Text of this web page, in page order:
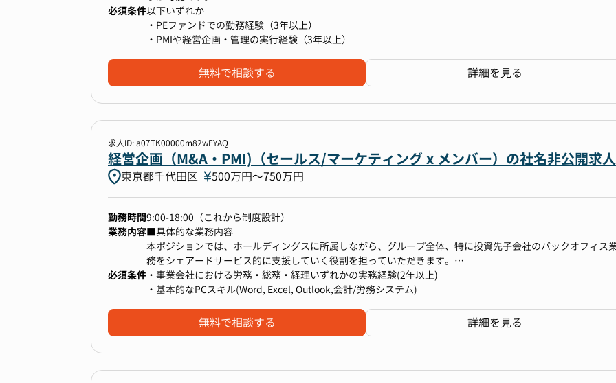
・M&Aの川上（戦略）から川下（実行・経営）まで全てを担うため、一連の流れを事業会社側の視点で俯瞰で
き、同時に経営者としての知見も深める事が可能です。
・新設ポジションで一人目の採用という事もあり、裁量を持ってダイナミックな経験を積む事が可能です。
①M&A仲介・テック企業グループにおけるプリンシパル投資の戦略立案と実行
・社長とともに新規事業戦略の策定、遂行
・買収案件のソーシング、実行
・ファイナンススキームの策定、実行
・連続的なM&Aを可能にする社内の体制構築
②投資実行後のPMI・バリューアップ・モニタリング
・投資先企業のPMI（経営統合）計画の策定および実行のリード
・ハンズオンでの経営支援（ホールディングスの強みであるDXや営業ノウハウの注入による企業価値向上）
・経営指標（KPI）のモニタリングとPDCAサイクルの徹底、予実管理
・ガバナンス体制の構築・強化
【社風】
必須条件以下いずれか
・PEファンドでの勤務経験（3年以上）
・PMIや経営企画・管理の実行経験（3年以上）
無料で相談する 詳細を見る
求人ID: a07TK00000m82wEYAQ
経営企画（M&A・PMI)（セールス/マーケティング x メンバー）の社名非公開求人
東京都千代田区 500万円〜750万円
勤務時間9:00-18:00（これから制度設計）
業務内容■具体的な業務内容
本ポジションでは、ホールディングスに所属しながら、グループ全体、特に投資先子会社のバックオフィス
務をシェアードサービス的に支援していく役割を担っていただきます。
M&Aによってグループインした各子会社は、それぞれ事業領域や成長ステージが異なり、労務・経理・総務と
いった管理機能の成熟度にもばらつきがあり、より高度な処理やルール整備・仕組み化まで整備されていない
そのため、単なる実務者ではなく、親会社の立場から各社の実務を横断的に整え、標準化・効率化を推進して
いただくことが求められます。
必須条件 ・事業会社における労務・総務・経理いずれかの実務経験(2年以上)
・基本的なPCスキル(Word, Excel, Outlook,会計/労務システム)
無料で相談する 詳細を見る